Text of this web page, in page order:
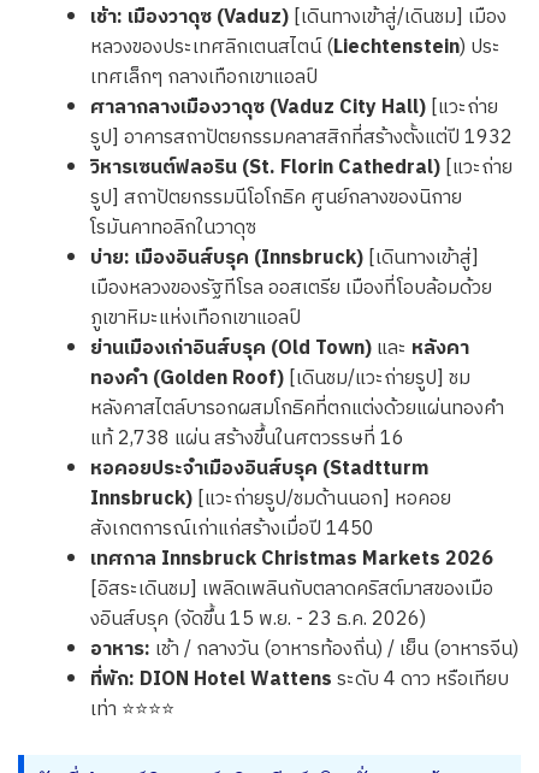
เช้า: เมืองวาดุซ (Vaduz)[เดินทางเข้าสู่/เดินชม] เมือง
หลวงของประเทศลิกเตนสไตน์ (Liechtenstein) ประ
เทศเล็กๆ กลางเทือกเขาแอลป์
ศาลากลางเมืองวาดุซ (Vaduz City Hall)[แวะถ่าย
รูป] อาคารสถาปัตยกรรมคลาสสิกที่สร้างตั้งแต่ปี 1932
วิหารเซนต์ฟลอริน (St. Florin Cathedral)[แวะถ่าย
รูป] สถาปัตยกรรมนีโอโกธิค ศูนย์กลางของนิกาย
โรมันคาทอลิกในวาดุซ
บ่าย: เมืองอินส์บรุค (Innsbruck)[เดินทางเข้าสู่]
เมืองหลวงของรัฐทีโรล ออสเตรีย เมืองที่โอบล้อมด้วย
ภูเขาหิมะแห่งเทือกเขาแอลป์
ย่านเมืองเก่าอินส์บรุค (Old Town)และ หลังคา
ทองคำ (Golden Roof)[เดินชม/แวะถ่ายรูป] ชม
หลังคาสไตล์บารอกผสมโกธิคที่ตกแต่งด้วยแผ่นทองคำ
แท้ 2,738 แผ่น สร้างขึ้นในศตวรรษที่ 16
หอคอยประจำเมืองอินส์บรุค (Stadtturm
Innsbruck)[แวะถ่ายรูป/ชมด้านนอก] หอคอย
สังเกตการณ์เก่าแก่สร้างเมื่อปี 1450
เทศกาล Innsbruck Christmas Markets 2026
[อิสระเดินชม] เพลิดเพลินกับตลาดคริสต์มาสของเมือ
งอินส์บรุค (จัดขึ้น 15 พ.ย. - 23 ธ.ค. 2026)
อาหาร: เช้า / กลางวัน (อาหารท้องถิ่น) / เย็น (อาหารจีน)
ที่พัก: DION Hotel Wattensระดับ 4 ดาว หรือเทียบ
เท่า ⭐⭐⭐⭐